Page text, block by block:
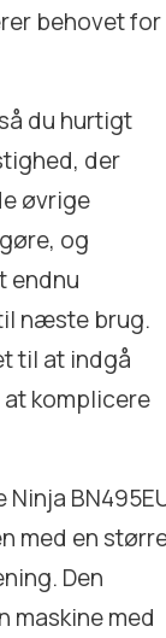
behovet for
du hurtigt
der
øvrige
og
endnu
næste brug.
til at indgå
komplicere
med en
Den
maskine med